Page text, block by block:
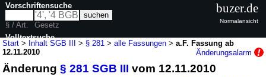
Start > Inhalt SGB III > § 281 >alle Fassungen >a.F. Fassung ab
12.11.2010
Änderungsalarm
Änderung§ 281 SGB III vom 12.11.2010
Vorschriftensuche
§ / Art.
Gesetz
Volltextsuche
buzer.de
Normalansicht